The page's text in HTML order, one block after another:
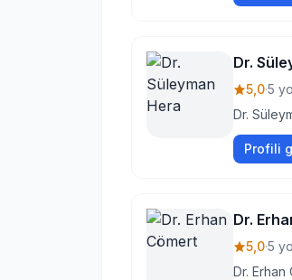
Dr.
5,0·5
Dr.
Profili
Dr.
5,0·5
Dr.